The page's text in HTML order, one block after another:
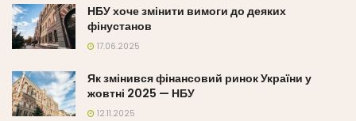
НБУ хоче змінити вимоги до деяких
фінустанов
17.06.2025
Як змінився фінансовий ринок України у
жовтні 2025 — НБУ
12.11.2025